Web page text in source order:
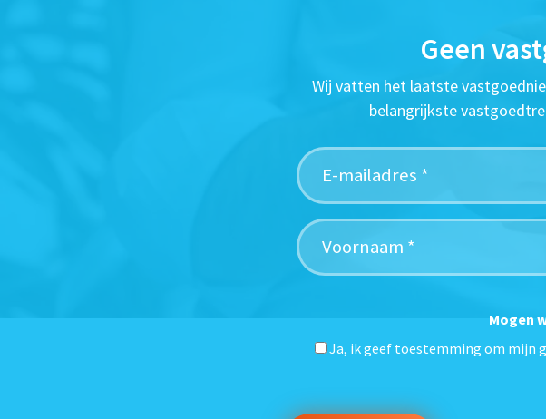
Geen
Wij vatten het laatste
belangrijkste
Mogen
Ja, ik geef toestemming om mijn